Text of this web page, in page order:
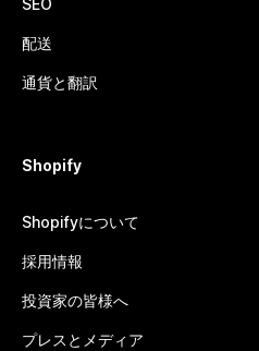
SEO
配送
通貨と翻訳
Shopify
Shopifyについて
採用情報
投資家の皆様へ
プレスとメディア